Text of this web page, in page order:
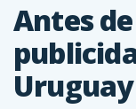
Antes
Uruguay